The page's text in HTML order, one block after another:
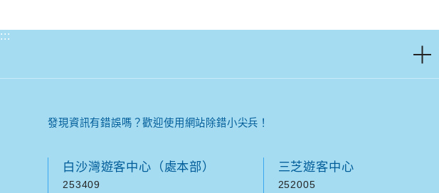
:::
發現資訊有錯誤嗎？歡迎使用網站除錯小尖兵！
白沙灣遊客中心（處本部）
253409
三芝遊客中心
252005